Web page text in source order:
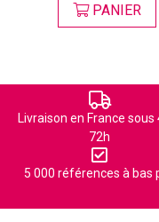
PANIER
Livraison en France sous
72h
5 000 références à bas